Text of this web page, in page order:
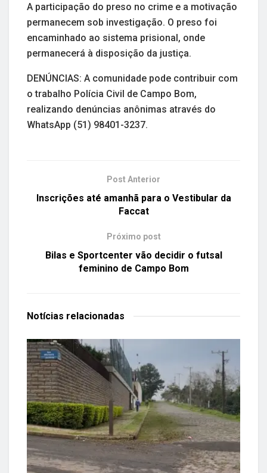
A participação do preso no crime e a motivação
permanecem sob investigação. O preso foi
encaminhado ao sistema prisional, onde
permanecerá à disposição da justiça.
DENÚNCIAS: A comunidade pode contribuir com
o trabalho Polícia Civil de Campo Bom,
realizando denúncias anônimas através do
WhatsApp (51) 98401-3237.
Post Anterior
Inscrições até amanhã para o Vestibular da
Faccat
Próximo post
Bilas e Sportcenter vão decidir o futsal
feminino de Campo Bom
Notícias relacionadas